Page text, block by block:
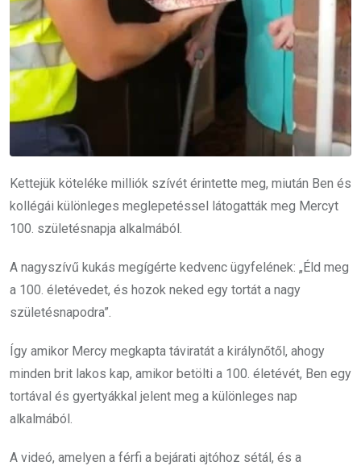
Kettejük köteléke milliók szívét érintette meg, miután Ben és
kollégái különleges meglepetéssel látogatták meg Mercyt
100. születésnapja alkalmából.
A nagyszívű kukás megígérte kedvenc ügyfelének: „Éld meg
a 100. életévedet, és hozok neked egy tortát a nagy
születésnapodra”.
Így amikor Mercy megkapta táviratát a királynőtől, ahogy
minden brit lakos kap, amikor betölti a 100. életévét, Ben egy
tortával és gyertyákkal jelent meg a különleges nap
alkalmából.
A videó, amelyen a férfi a bejárati ajtóhoz sétál, és a